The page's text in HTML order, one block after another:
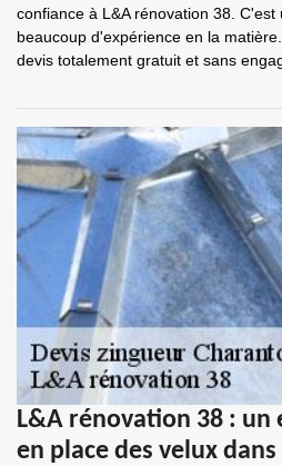
confiance à L&A rénovation 38.
beaucoup d'expérience en la
devis totalement gratuit et sans
L&A rénovation 38 : un
en place des velux